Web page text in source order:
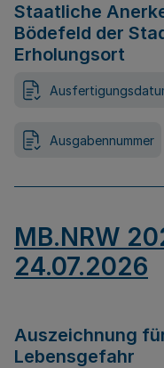
Staatliche
Bödefeld der
Erholungsort
Ausgabennummer
MB.NRW
24.07.2026
Auszeichnung
Lebensgefahr